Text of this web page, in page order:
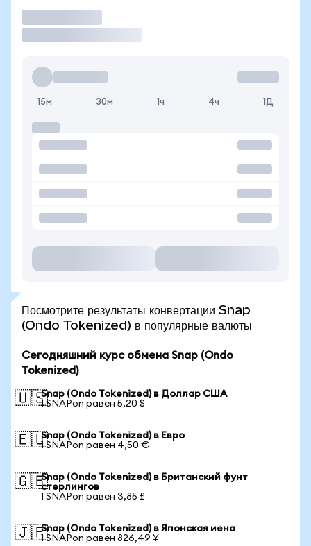
15м 30м 1ч 4ч 1Д
Посмотрите результаты конвертации Snap
(Ondo Tokenized) в популярные валюты
Сегодняшний курс обмена Snap (Ondo
Tokenized)
🇺🇸Snap (Ondo Tokenized) в Доллар США
1 SNAPon равен 5,20 $
🇪🇺Snap (Ondo Tokenized) в Евро
1 SNAPon равен 4,50 €
🇬🇧Snap (Ondo Tokenized) в Британский фунт
стерлингов
1 SNAPon равен 3,85 £
🇯🇵Snap (Ondo Tokenized) в Японская иена
1 SNAPon равен 826,49 ¥